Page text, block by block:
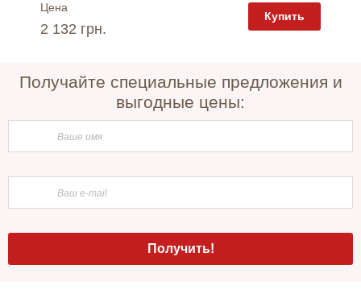
Цена
2 132 грн.
Купить
Получайте специальные предложения и
выгодные цены: